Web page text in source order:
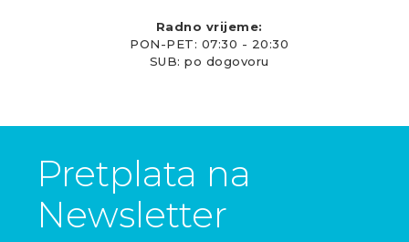
Radno vrijeme:
PON-PET: 07:30 - 20:30
SUB: po dogovoru
Pretplata na
Newsletter